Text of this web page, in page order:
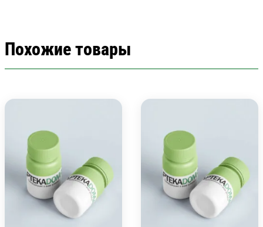
Похожие товары